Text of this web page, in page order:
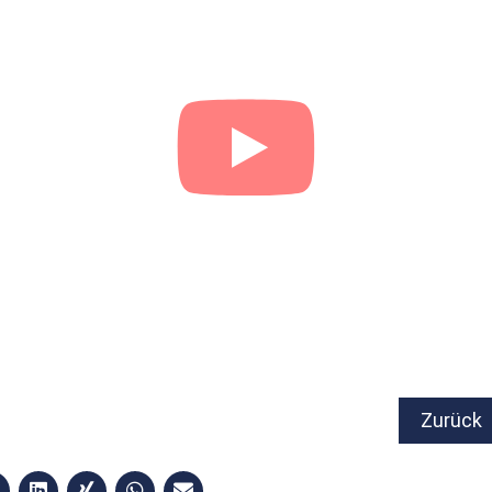
Zurück